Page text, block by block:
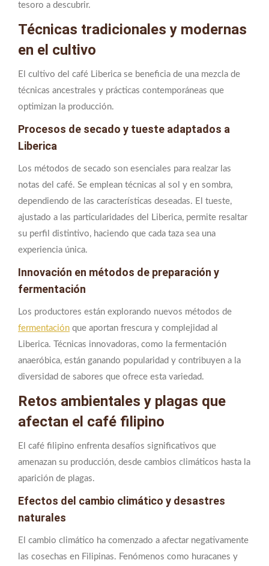
tesoro a descubrir.
Técnicas tradicionales y modernas
en el cultivo
El cultivo del café Liberica se beneficia de una mezcla de
técnicas ancestrales y prácticas contemporáneas que
optimizan la producción.
Procesos de secado y tueste adaptados a
Liberica
Los métodos de secado son esenciales para realzar las
notas del café. Se emplean técnicas al sol y en sombra,
dependiendo de las características deseadas. El tueste,
ajustado a las particularidades del Liberica, permite resaltar
su perfil distintivo, haciendo que cada taza sea una
experiencia única.
Innovación en métodos de preparación y
fermentación
Los productores están explorando nuevos métodos de
fermentación que aportan frescura y complejidad al
Liberica. Técnicas innovadoras, como la fermentación
anaeróbica, están ganando popularidad y contribuyen a la
diversidad de sabores que ofrece esta variedad.
Retos ambientales y plagas que
afectan el café filipino
El café filipino enfrenta desafíos significativos que
amenazan su producción, desde cambios climáticos hasta la
aparición de plagas.
Efectos del cambio climático y desastres
naturales
El cambio climático ha comenzado a afectar negativamente
las cosechas en Filipinas. Fenómenos como huracanes y